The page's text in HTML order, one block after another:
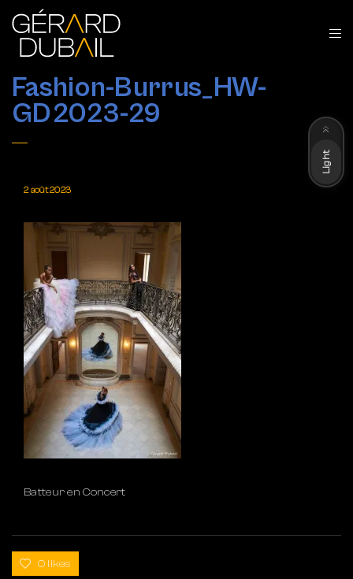
Fashion-Burrus_HW-
GD2023-29
2 août 2023
Batteur en Concert
0 likes
Light
Dark